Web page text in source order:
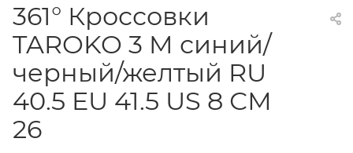
361° Кроссовки
TAROKO 3 M синий/
черный/желтый RU
40.5 EU 41.5 US 8 СМ
26